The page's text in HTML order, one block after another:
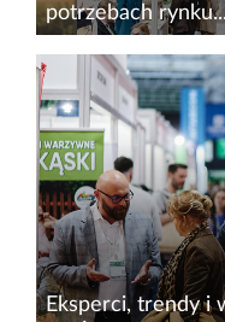
potrzebach
Zyskujący na
opiera się na
gdzie kwestia
fundamentalna.
wydarzeniem dla
Eksperci, trendy i